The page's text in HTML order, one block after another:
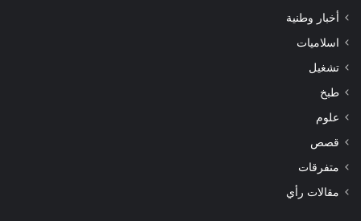
أخبار وطنية
اسلاميات
تشغيل
طبخ
علوم
قصص
متفرقات
مقالات رأي